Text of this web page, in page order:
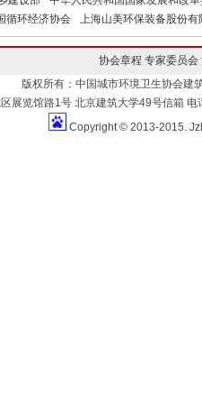
循环经济协会 上海山美环保装备股份有
协会章程 专家委员会
版权所有：中国城市环境卫生协会建
展览馆路1号 北京建筑大学49号信箱
Copyright © 2013-2015.